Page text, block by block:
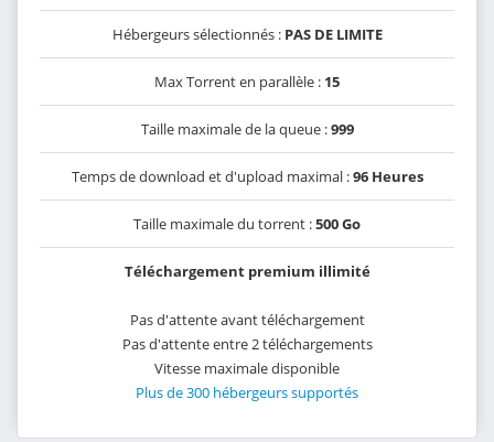
Hébergeurs sélectionnés : PAS DE LIMITE
Max Torrent en parallèle : 15
Taille maximale de la queue :999
Temps de download et d'upload maximal :96 Heures
Taille maximale du torrent :500 Go
Téléchargement premium illimité
Pas d'attente avant téléchargement
Pas d'attente entre 2 téléchargements
Vitesse maximale disponible
Plus de 300 hébergeurs supportés